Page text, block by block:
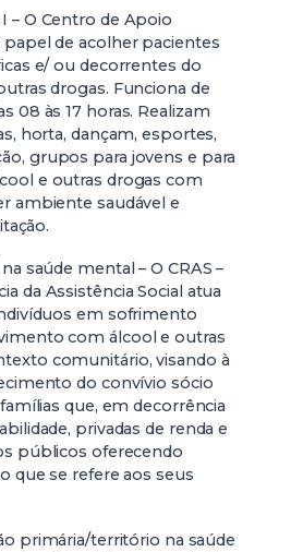
– O Centro de Apoio
de acolher pacientes
e/ ou decorrentes do
drogas. Funciona de
08 às 17 horas. Realizam
horta, dançam, esportes,
grupos para jovens e para
e outras drogas com
ambiente saudável e
saúde mental – O CRAS –
da Assistência Social atua
em sofrimento
com álcool e outras
comunitário, visando à
do convívio sócio
que, em decorrência
privadas de renda e
públicos oferecendo
que se refere aos seus
primária/território na saúde